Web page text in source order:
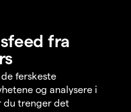
fra
ferskeste
og analysere i
du trenger det